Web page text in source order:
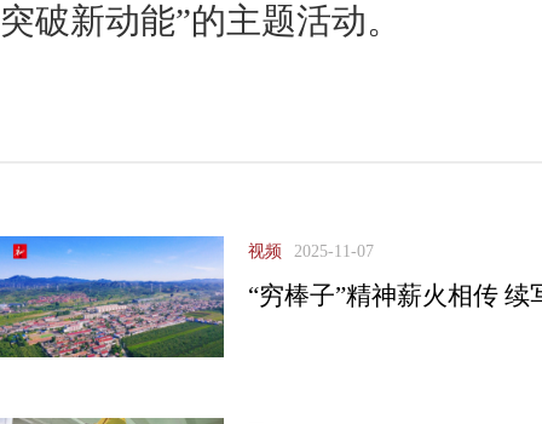
突破新动能”的主题活动。
视频 2025-11-07
“穷棒子”精神薪火相传 续